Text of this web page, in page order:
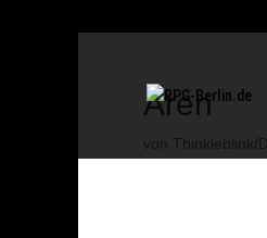
Aren
von Thinkleblink/